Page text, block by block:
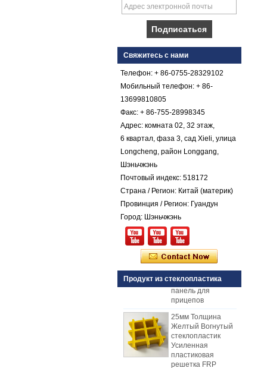
Свяжитесь с нами
Телефон: + 86-0755-28329102
Мобильный телефон: + 86-
13699810805
Факс: + 86-755-28998345
Адрес: комната 02, 32 этаж,
6 квартал, фаза 3, сад Xieli, улица
Longcheng, район Longgang,
Шэньчжэнь
Почтовый индекс: 518172
Страна / Регион: Китай (материк)
Провинция / Регион: Гуандун
Город: Шэньчжэнь
Продукт из стеклопластика
Плавный гель с
покрытием из
стеклопластика с
пластиком FRP
коническим
стекловолокнистым
армированным
пластиком FRP
Галечный лист
Белый Черный RV
Наружные
GRP панели FRP
для продажи
Стеклопластиковая
армированная
пластмасса FRP
PU пенопластовая
композитная
панель для
прицепов
25мм Толщина
Желтый Вогнутый
стеклопластик
Усиленная
пластиковая
решетка FRP